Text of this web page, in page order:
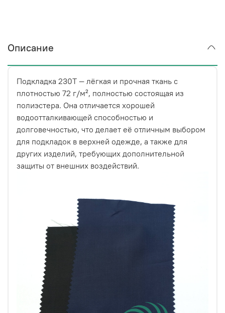
Описание
Подкладка 230T — лёгкая и прочная ткань с
плотностью 72 г/м², полностью состоящая из
полиэстера. Она отличается хорошей
водоотталкивающей способностью и
долговечностью, что делает её отличным выбором
для подкладок в верхней одежде, а также для
других изделий, требующих дополнительной
защиты от внешних воздействий.